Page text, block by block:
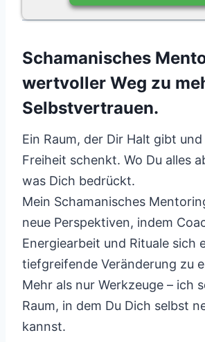
Schamanisches
wertvoller Weg zu
Selbstvertrauen.
Ein Raum, der Dir Halt gibt
Freiheit schenkt. Wo Du alles
was Dich bedrückt.
Mein Schamanisches
neue Perspektiven, indem
Energiearbeit und Rituale sich
tiefgreifende Veränderung zu
Mehr als nur Werkzeuge – ich
Raum, in dem Du Dich selbst
kannst.